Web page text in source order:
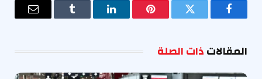
فيسبوك تويتر بينتيريستلينكدإن Tumblr
البريد
المقالاتذات الصلة